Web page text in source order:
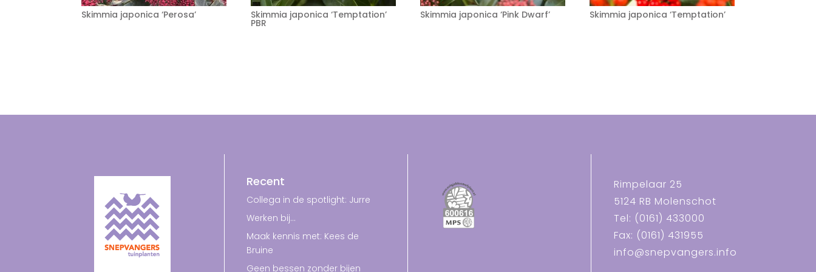
Skimmia japonica ‘Perosa’ Skimmia japonica ‘Temptation’
PBR
Skimmia japonica ‘Pink Dwarf’ Skimmia japonica ‘Temptation’
Recent
Collega in de spotlight: Jurre
Werken bij…
Maak kennis met: Kees de
Bruine
Geen bessen zonder bijen
Rimpelaar 25
5124 RB Molenschot
Tel: (0161) 433000
Fax: (0161) 431955
info@snepvangers.info